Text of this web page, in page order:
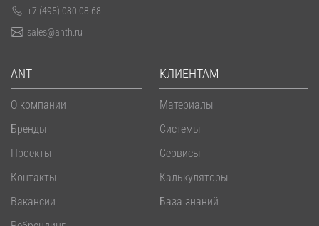
ANT
О компании
Бренды
Проекты
Контакты
Вакансии
КЛИЕНТАМ
Материалы
Системы
Сервисы
Калькуляторы
База знаний
+7 (495) 080 08 68
sales@anth.ru